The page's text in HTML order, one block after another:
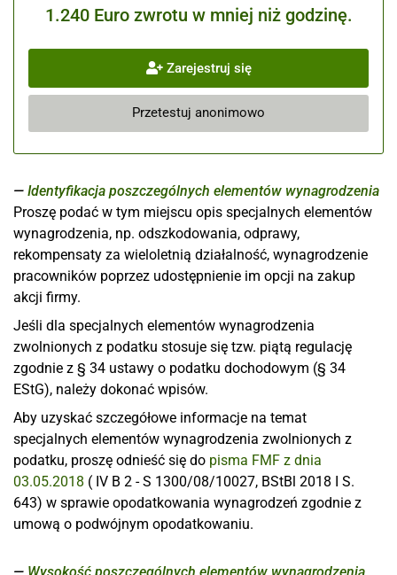
1.240 Euro zwrotu w mniej niż godzinę.
Zarejestruj się
Przetestuj anonimowo
Identyfikacja poszczególnych elementów wynagrodzenia
Proszę podać w tym miejscu opis specjalnych elementów
wynagrodzenia, np. odszkodowania, odprawy,
rekompensaty za wieloletnią działalność, wynagrodzenie
pracowników poprzez udostępnienie im opcji na zakup
akcji firmy.
Jeśli dla specjalnych elementów wynagrodzenia
zwolnionych z podatku stosuje się tzw. piątą regulację
zgodnie z § 34 ustawy o podatku dochodowym (§ 34
EStG), należy dokonać wpisów.
Aby uzyskać szczegółowe informacje na temat
specjalnych elementów wynagrodzenia zwolnionych z
podatku, proszę odnieść się do pisma FMF z dnia
03.05.2018 ( IV B 2 - S 1300/08/10027, BStBl 2018 I S.
643) w sprawie opodatkowania wynagrodzeń zgodnie z
umową o podwójnym opodatkowaniu.